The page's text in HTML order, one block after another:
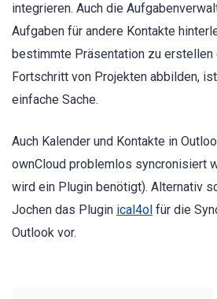
integrieren. Auch die
Aufgaben für andere Kontakte
bestimmte Präsentation zu
Fortschritt von Projekten abbilden,
einfache Sache.
Auch Kalender und Kontakte in
ownCloud problemlos syncronisiert
wird ein Plugin benötigt). Alternativ
Jochen das Plugin ical4ol für die
Outlook vor.